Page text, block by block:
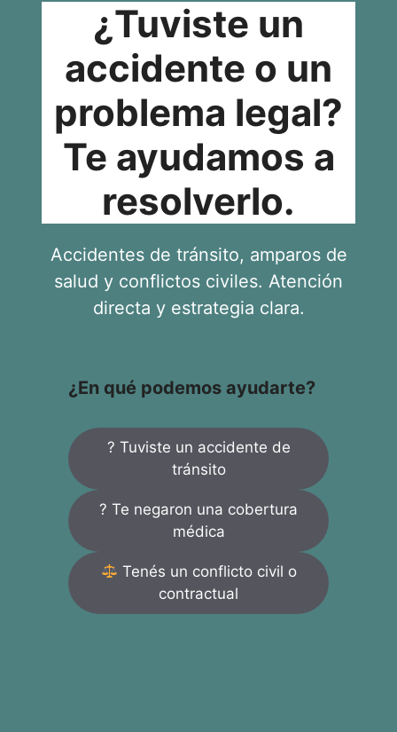
¿Tuviste un
accidente o un
problema legal?
Te ayudamos a
resolverlo.
Accidentes de tránsito, amparos de
salud y conflictos civiles. Atención
directa y estrategia clara.
¿En qué podemos ayudarte?
? Tuviste un accidente de
tránsito
? Te negaron una cobertura
médica
Tenés un conflicto civil o
contractual